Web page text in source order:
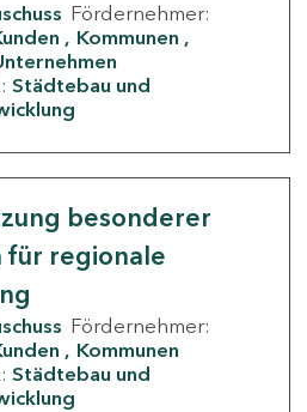
Fördernehmer:
Kommunen
Städtebau und
besonderer
für regionale
Fördernehmer:
Kommunen
Städtebau und